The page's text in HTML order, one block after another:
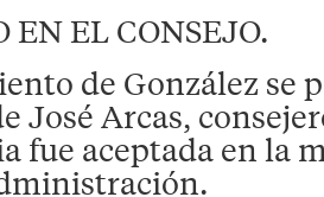
EN EL CONSEJO.
de González se
José Arcas,
fue aceptada en la